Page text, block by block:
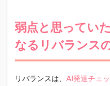
弱点と思ってい
なるリバランス
リバランスは、 AI発達チェ